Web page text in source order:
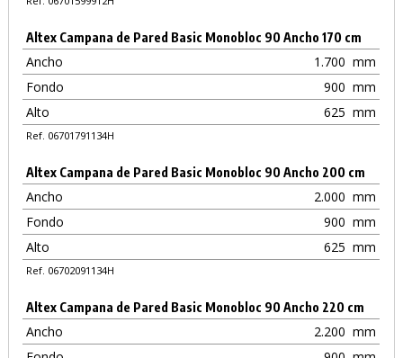
Altex Campana de Pared Basic Monobloc 90 Ancho 170 cm
Ancho 1.700 mm
Fondo
900 mm
Alto
625 mm
Ref. 06701791134H
Altex Campana de Pared Basic Monobloc 90 Ancho 200 cm
Ancho 2.000 mm
Fondo
900 mm
Alto
625 mm
Ref. 06702091134H
Altex Campana de Pared Basic Monobloc 90 Ancho 220 cm
Ancho 2.200 mm